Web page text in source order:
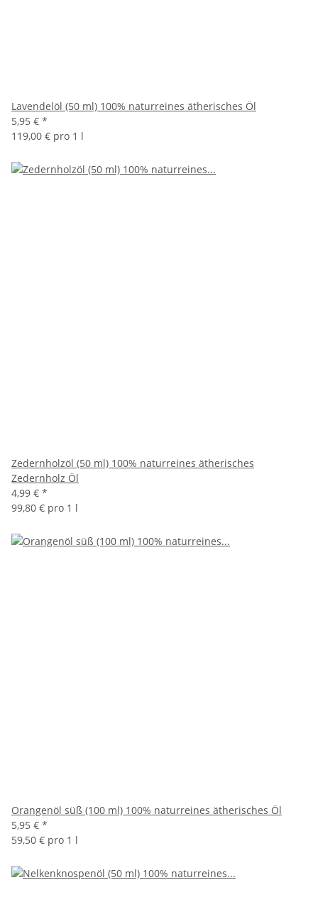
Lavendelöl (50 ml) 100% naturreines ätherisches Öl
5,95 € *
119,00 € pro 1 l
Zedernholzöl (50 ml) 100% naturreines ätherisches
Zedernholz Öl
4,99 € *
99,80 € pro 1 l
Orangenöl süß (100 ml) 100% naturreines ätherisches Öl
5,95 € *
59,50 € pro 1 l